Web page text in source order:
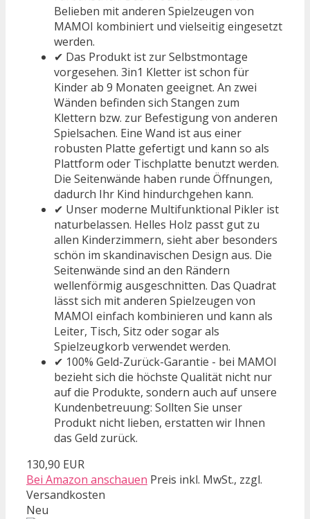
Belieben mit anderen Spielzeugen von
MAMOI kombiniert und vielseitig eingesetzt
werden.
✔ Das Produkt ist zur Selbstmontage
vorgesehen. 3in1 Kletter ist schon für
Kinder ab 9 Monaten geeignet. An zwei
Wänden befinden sich Stangen zum
Klettern bzw. zur Befestigung von anderen
Spielsachen. Eine Wand ist aus einer
robusten Platte gefertigt und kann so als
Plattform oder Tischplatte benutzt werden.
Die Seitenwände haben runde Öffnungen,
dadurch Ihr Kind hindurchgehen kann.
✔ Unser moderne Multifunktional Pikler ist
naturbelassen. Helles Holz passt gut zu
allen Kinderzimmern, sieht aber besonders
schön im skandinavischen Design aus. Die
Seitenwände sind an den Rändern
wellenförmig ausgeschnitten. Das Quadrat
lässt sich mit anderen Spielzeugen von
MAMOI einfach kombinieren und kann als
Leiter, Tisch, Sitz oder sogar als
Spielzeugkorb verwendet werden.
✔ 100% Geld-Zurück-Garantie - bei MAMOI
bezieht sich die höchste Qualität nicht nur
auf die Produkte, sondern auch auf unsere
Kundenbetreuung: Sollten Sie unser
Produkt nicht lieben, erstatten wir Ihnen
das Geld zurück.
130,90 EUR
Bei Amazon anschauen Preis inkl. MwSt., zzgl.
Versandkosten
Neu